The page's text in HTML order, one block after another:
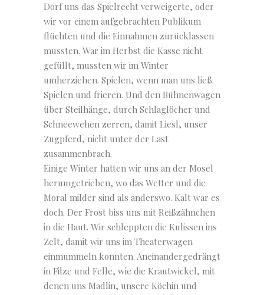
Dorf uns das Spielrecht verweigerte, oder
wir vor einem aufgebrachten Publikum
flüchten und die Einnahmen zurücklassen
mussten. War im Herbst die Kasse nicht
gefüllt, mussten wir im Winter
umherziehen. Spielen, wenn man uns ließ.
Spielen und frieren. Und den Bühnenwagen
über Steilhänge, durch Schlaglöcher und
Schneewehen zerren, damit Liesl, unser
Zugpferd, nicht unter der Last
zusammenbrach.
Einige Winter hatten wir uns an der Mosel
herumgetrieben, wo das Wetter und die
Moral milder sind als anderswo. Kalt war es
doch. Der Frost biss uns mit Reißzähnchen
in die Haut. Wir schleppten die Kulissen ins
Zelt, damit wir uns im Theaterwagen
einmummeln konnten. Aneinandergedrängt
in Filze und Felle, wie die Krautwickel, mit
denen uns Madlin, unsere Köchin und